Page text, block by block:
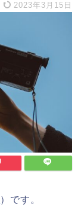
2023年3月15日
）です。